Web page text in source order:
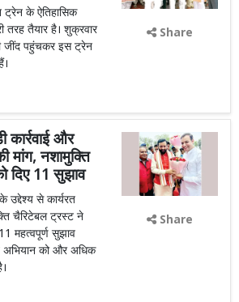
ट्रेन के ऐतिहासिक
तरह तैयार है। शुक्रवार
जींद पहुंचकर इस ट्रेन
Share
कार्रवाई और
मांग, नशामुक्ति
दिए 11 सुझाव
उद्देश्य से कार्यरत
चैरिटेबल ट्रस्ट ने
महत्वपूर्ण सुझाव
अभियान को और अधिक
Share